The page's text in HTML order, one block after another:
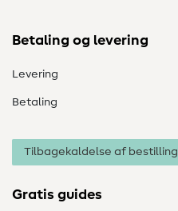
Betaling og levering
Levering
Betaling
Tilbagekaldelse af bestilling
Gratis guides